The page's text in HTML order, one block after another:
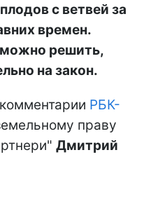
с ветвей за
времен.
можно решить,
на закон.
РБК-
праву
Дмитрий